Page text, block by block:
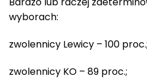
wyborach:
zwolennicy Lewicy – 100 proc.;
zwolennicy KO – 89 proc.;